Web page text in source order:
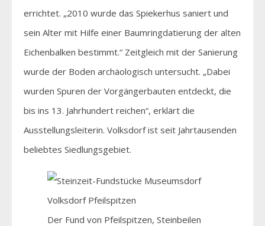
errichtet. „2010 wurde das Spiekerhus saniert und
sein Alter mit Hilfe einer Baumringdatierung der alten
Eichenbalken bestimmt.“ Zeitgleich mit der Sanierung
wurde der Boden archäologisch untersucht. „Dabei
wurden Spuren der Vorgängerbauten entdeckt, die
bis ins 13. Jahrhundert reichen“, erklärt die
Ausstellungsleiterin. Volksdorf ist seit Jahrtausenden
beliebtes Siedlungsgebiet.
Der Fund von Pfeilspitzen, Steinbeilen